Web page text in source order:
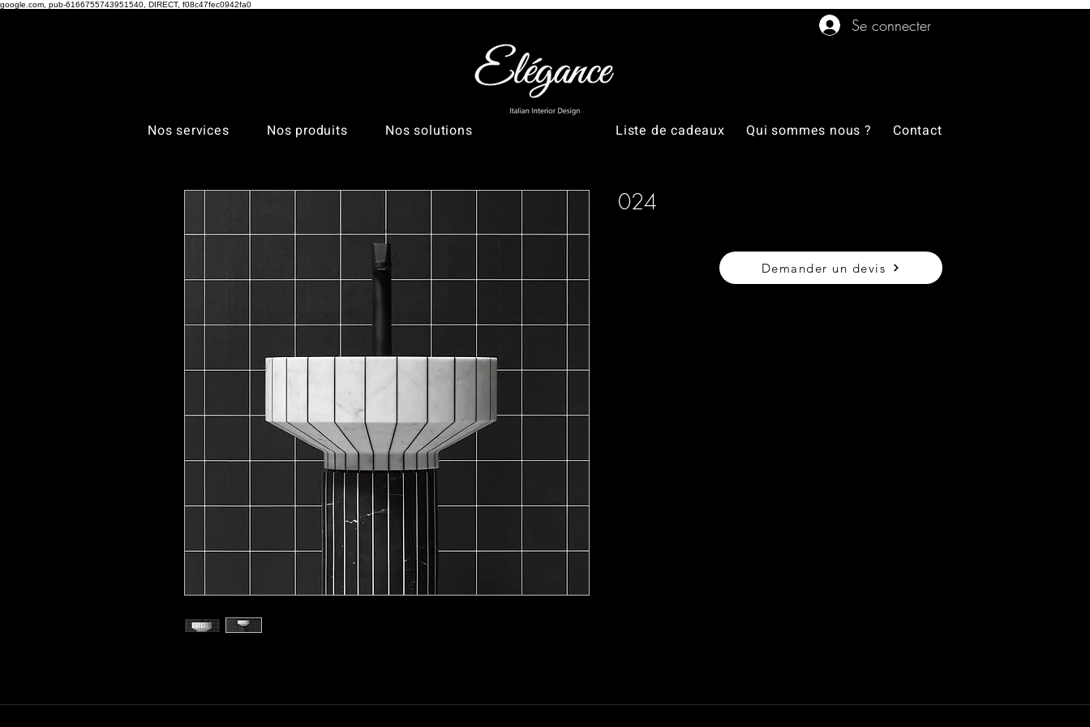
google.com, pub-6166755743951540, DIRECT, f08c47fec0942fa0
Se connecter
Nos services Nos produits Nos solutions Liste de cadeaux Qui sommes nous ? Contact
024
Demander un devis